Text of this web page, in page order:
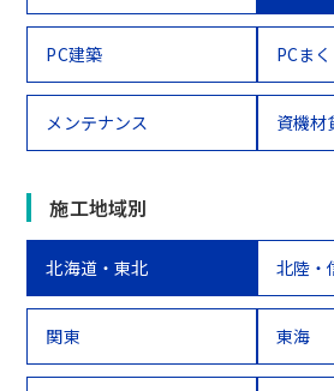
PC建築 PCま
メンテナンス 資機材
施工地域別
北海道・東北 北陸・
関東 東海